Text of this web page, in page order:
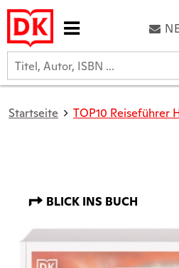
Startseite TOP10 Reiseführer
BLICK INS BUCH